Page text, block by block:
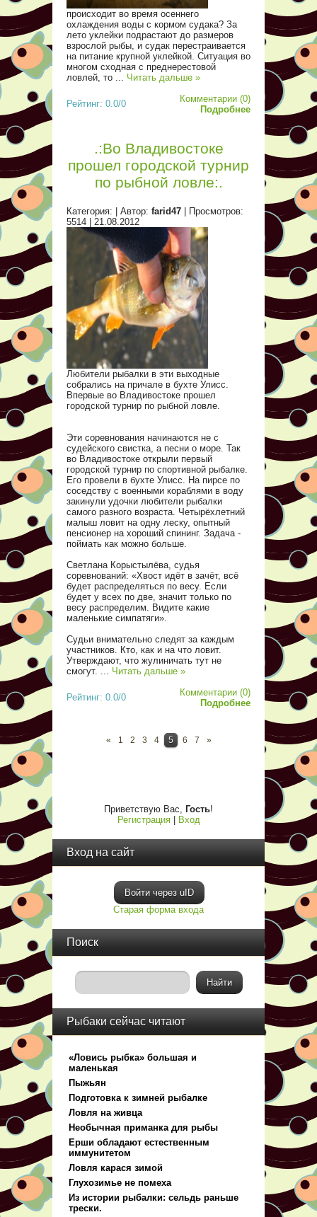
происходит во время осеннего
охлаждения воды с кормом судака? За
лето уклейки подрастают до размеров
взрослой рыбы, и судак перестраивается
на питание крупной уклейкой. Ситуация во
многом сходная с преднерестовой
ловлей, то ... Читать дальше »
Рейтинг: 0.0/0
Комментарии (0)
Подробнее
.:Во Владивостоке
прошел городской турнир
по рыбной ловле:.
Категория: | Автор: farid47 | Просмотров:
5514 | 21.08.2012
Любители рыбалки в эти выходные
собрались на причале в бухте Улисс.
Впервые во Владивостоке прошел
городской турнир по рыбной ловле.
Эти соревнования начинаются не с
судейского свистка, а песни о море. Так
во Владивостоке открыли первый
городской турнир по спортивной рыбалке.
Его провели в бухте Улисс. На пирсе по
соседству с военными кораблями в воду
закинули удочки любители рыбалки
самого разного возраста. Четырёхлетний
малыш ловит на одну леску, опытный
пенсионер на хороший спининг. Задача -
поймать как можно больше.
Светлана Корыстылёва, судья
соревнований: «Хвост идёт в зачёт, всё
будет распределяться по весу. Если
будет у всех по две, значит только по
весу распределим. Видите какие
маленькие симпатяги».
Судьи внимательно следят за каждым
участников. Кто, как и на что ловит.
Утверждают, что жулиничать тут не
смогут. ... Читать дальше »
Рейтинг: 0.0/0
Комментарии (0)
Подробнее
« 1 2 3 4 5 6 7 »
Приветствую Вас, Гость!
Регистрация| Вход
Вход на сайт
Войти через uID
Старая форма входа
Поиск
Рыбаки сейчас читают
«Ловись рыбка» большая и
маленькая
Пыжьян
Подготовка к зимней рыбалке
Ловля на живца
Необычная приманка для рыбы
Ерши обладают естественным
иммунитетом
Ловля карася зимой
Глухозимье не помеха
Из истории рыбалки: сельдь раньше
трески.